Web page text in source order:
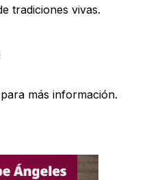
tradiciones vivas.
para más información.